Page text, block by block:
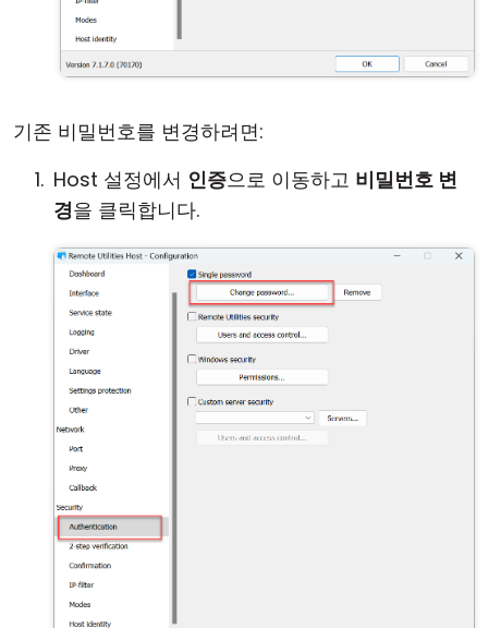
기존 비밀번호를 변경하려면:
Host 설정에서 인증으로 이동하고 비밀번호 변
경을 클릭합니다.